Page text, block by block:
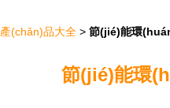
產(chǎn)品大全 > 節(jié)能環
節(jié)能環